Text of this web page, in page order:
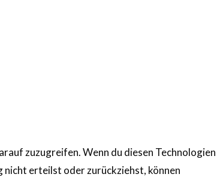
zuzugreifen. Wenn du diesen Technologien
erteilst oder zurückziehst, können